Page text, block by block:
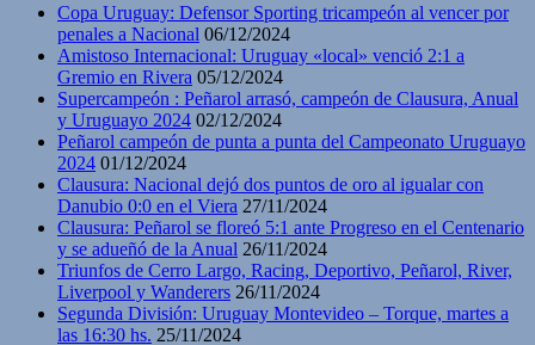
Copa Uruguay: Defensor Sporting tricampeón al vencer por
penales a Nacional 06/12/2024
Amistoso Internacional: Uruguay «local» venció 2:1 a
Gremio en Rivera 05/12/2024
Supercampeón : Peñarol arrasó, campeón de Clausura, Anual
y Uruguayo 2024 02/12/2024
Peñarol campeón de punta a punta del Campeonato Uruguayo
2024 01/12/2024
Clausura: Nacional dejó dos puntos de oro al igualar con
Danubio 0:0 en el Viera 27/11/2024
Clausura: Peñarol se floreó 5:1 ante Progreso en el Centenario
y se adueñó de la Anual 26/11/2024
Triunfos de Cerro Largo, Racing, Deportivo, Peñarol, River,
Liverpool y Wanderers 26/11/2024
Segunda División: Uruguay Montevideo – Torque, martes a
las 16:30 hs. 25/11/2024